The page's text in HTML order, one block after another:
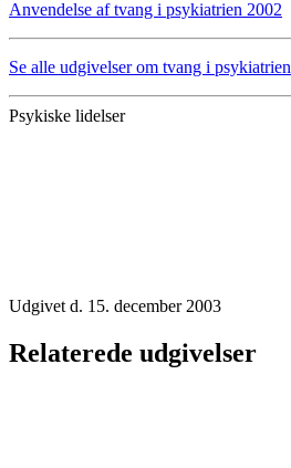
Anvendelse af tvang i psykiatrien 2002
Se alle udgivelser om tvang i psykiatrien
Psykiske lidelser
Udgivet d. 15. december 2003
Relaterede udgivelser